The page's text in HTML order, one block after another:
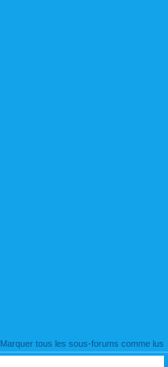
Marquer tous les sous-forums comme lus